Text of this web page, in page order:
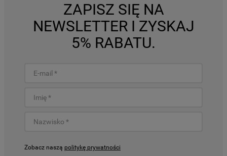
ZAPISZ SIĘ NA
NEWSLETTER I ZYSKAJ
5% RABATU.
Zobacz naszą politykę prywatności